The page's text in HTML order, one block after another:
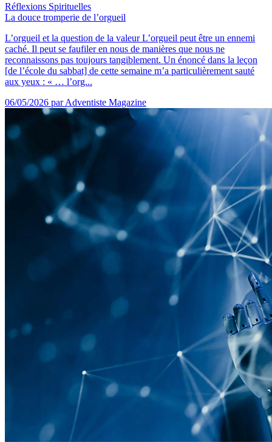
Réflexions Spirituelles
La douce tromperie de l’orgueil
L’orgueil et la question de la valeur L’orgueil peut être un ennemi
caché. Il peut se faufiler en nous de manières que nous ne
reconnaissons pas toujours tangiblement. Un énoncé dans la leçon
[de l’école du sabbat] de cette semaine m’a particulièrement sauté
aux yeux : « … l’org...
06/05/2026 par Adventiste Magazine